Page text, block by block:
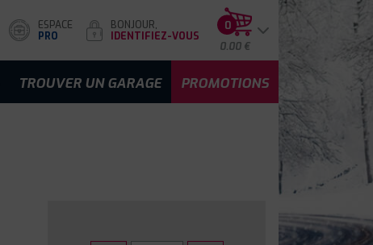
ESPACE
PRO
BONJOUR,
IDENTIFIEZ-VOUS
0
0.00 €
TROUVER UN GARAGE PROMOTIONS